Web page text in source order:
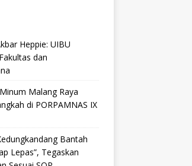
Heppie: UIBU
dan
Malang Raya
di PORPAMNAS IX
Bantah
Lepas”, Tegaskan